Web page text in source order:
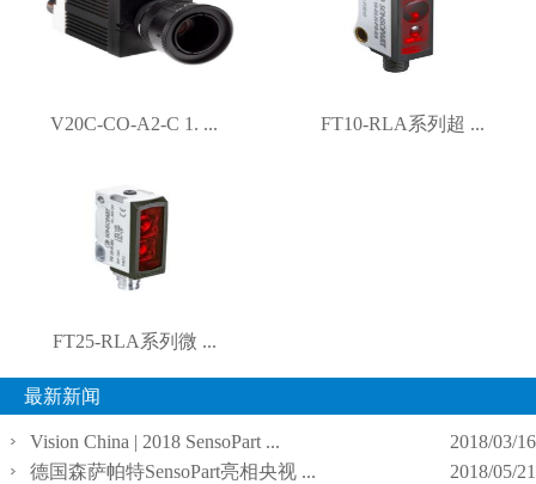
V20C-CO-A2-C 1. ... FT10-RLA系列超 ...
FT25-RLA系列微 ...
最新新闻
Vision China | 2018 SensoPart ...
2018/03/16
德国森萨帕特SensoPart亮相央视 ...
2018/05/21